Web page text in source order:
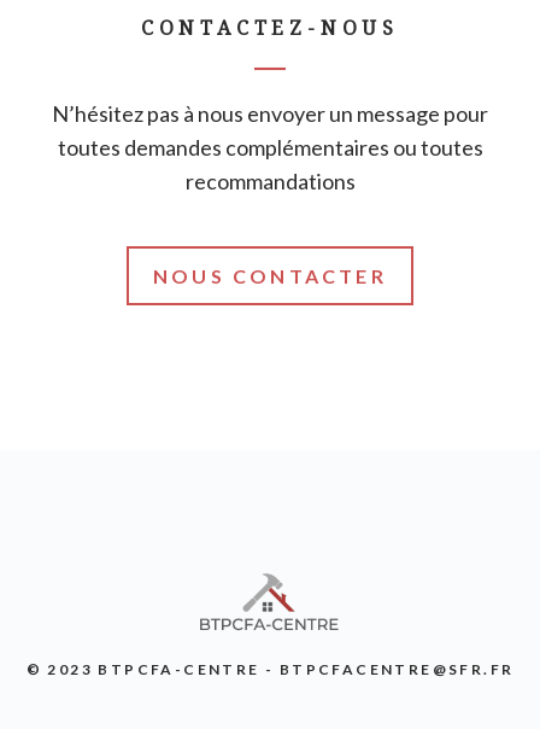
CONTACTEZ-NOUS
N’hésitez pas à nous envoyer un message pour
toutes demandes complémentaires ou toutes
recommandations
NOUS CONTACTER
© 2023 BTPCFA-CENTRE - BTPCFACENTRE@SFR.FR